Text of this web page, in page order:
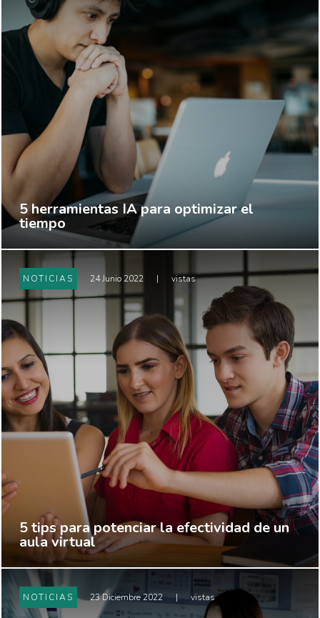
5 herramientas IA para optimizar el
tiempo
NOTICIAS 24 Junio 2022 | vistas
5 tips para potenciar la efectividad de un
aula virtual
NOTICIAS 23 Diciembre 2022 | vistas